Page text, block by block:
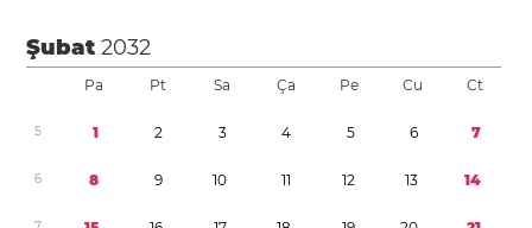
Şubat2032
Pa Pt Sa Ça Pe Cu Ct
5 1 2 3 4 5 6 7
6 8 9 10 11 12 13 14